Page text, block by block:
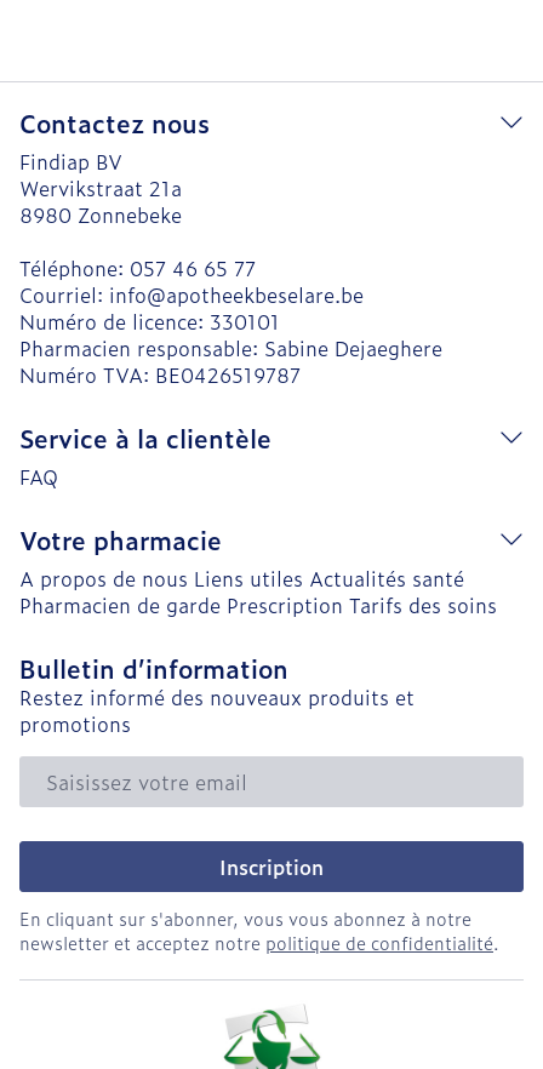
Contactez nous
Findiap BV
Wervikstraat 21a
8980 Zonnebeke
Téléphone: 057 46 65 77
Courriel: info@apotheekbeselare.be
Numéro de licence: 330101
Pharmacien responsable: Sabine Dejaeghere
Numéro TVA: BE0426519787
Service à la clientèle
FAQ
Votre pharmacie
A propos de nous Liens utiles Actualités santé
Pharmacien de garde Prescription Tarifs des soins
Bulletin d’information
Restez informé des nouveaux produits et
promotions
Adresse mail
Inscription
En cliquant sur s'abonner, vous vous abonnez à notre
newsletter et acceptez notre politique de confidentialité.